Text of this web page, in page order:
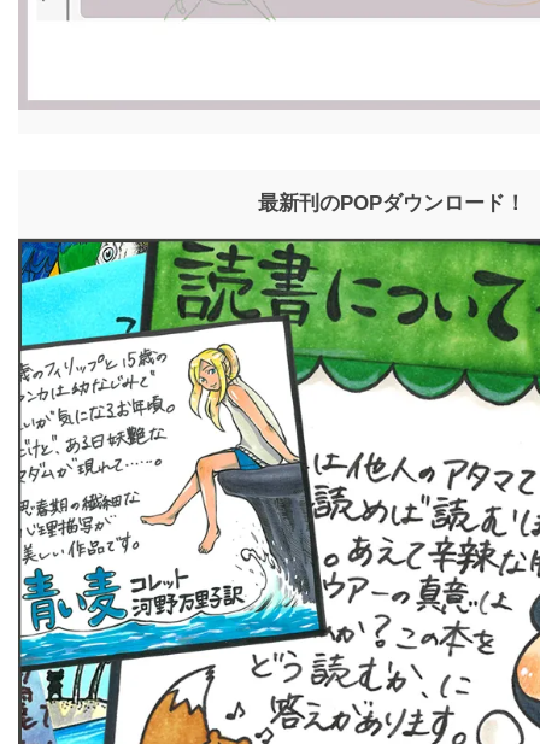
最新刊のPOPダウンロード！